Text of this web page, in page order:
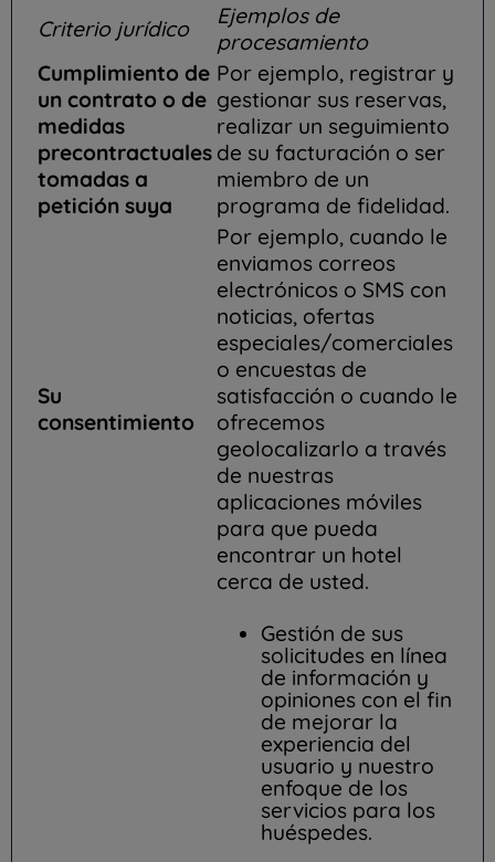
Criterio jurídico
Ejemplos de
procesamiento
Cumplimiento de
un contrato o de
medidas
precontractuales
tomadas a
petición suya
Por ejemplo, registrar y
gestionar sus reservas,
realizar un seguimiento
de su facturación o ser
miembro de un
programa de fidelidad.
Su
consentimiento
Por ejemplo, cuando le
enviamos correos
electrónicos o SMS con
noticias, ofertas
especiales/comerciales
o encuestas de
satisfacción o cuando le
ofrecemos
geolocalizarlo a través
de nuestras
aplicaciones móviles
para que pueda
encontrar un hotel
cerca de usted.
Gestión de sus
solicitudes en línea
de información y
opiniones con el fin
de mejorar la
experiencia del
usuario y nuestro
enfoque de los
servicios para los
huéspedes.